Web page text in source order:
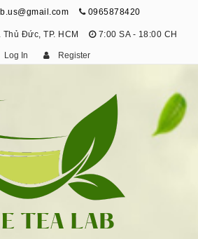
0965878420
Thủ Đức, TP. HCM 7:00 SA - 18:00 CH
Log In Register